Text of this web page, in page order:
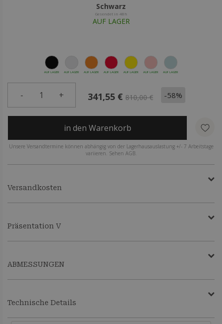
Schwarz
Gesendet in 48h
AUF LAGER
AUF LAGER AUF LAGER AUF LAGER AUF LAGER AUF LAGER AUF LAGER AUF LAGER
- 1 + 341,55 € 810,00 € -58%
in den Warenkorb
Unsere Versandtermine können abhängig von der Lagerhausauslastung +/- 7 Arbeitstage
variieren. Sehen AGB.
Versandkosten
Präsentation V
ABMESSUNGEN
Technische Details